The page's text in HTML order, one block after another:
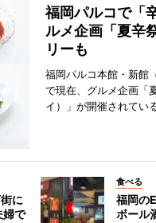
福岡パルコで「
ルメ企画「夏辛
リーも
福岡パルコ本館・新館
で現在、グルメ企画「
イ）」が開催されている
に
婦で
食べる
福岡の
ボール